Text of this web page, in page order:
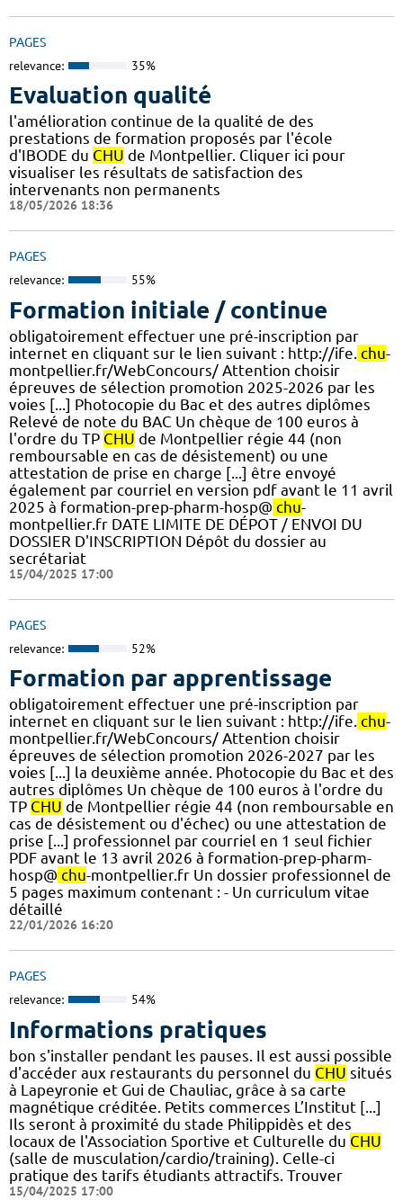
PAGES
relevance: 35%
Evaluation qualité
l'amélioration continue de la qualité de des
prestations de formation proposés par l'école
d'IBODE du CHU de Montpellier. Cliquer ici pour
visualiser les résultats de satisfaction des
intervenants non permanents
18/05/2026 18:36
PAGES
relevance: 55%
Formation initiale / continue
obligatoirement effectuer une pré-inscription par
internet en cliquant sur le lien suivant : http://ife. chu-
montpellier.fr/WebConcours/ Attention choisir
épreuves de sélection promotion 2025-2026 par les
voies [...] Photocopie du Bac et des autres diplômes
Relevé de note du BAC Un chèque de 100 euros à
l'ordre du TP CHU de Montpellier régie 44 (non
remboursable en cas de désistement) ou une
attestation de prise en charge [...] être envoyé
également par courriel en version pdf avant le 11 avril
2025 à formation-prep-pharm-hosp@ chu-
montpellier.fr DATE LIMITE DE DÉPOT / ENVOI DU
DOSSIER D'INSCRIPTION Dépôt du dossier au
secrétariat
15/04/2025 17:00
PAGES
relevance: 52%
Formation par apprentissage
obligatoirement effectuer une pré-inscription par
internet en cliquant sur le lien suivant : http://ife. chu-
montpellier.fr/WebConcours/ Attention choisir
épreuves de sélection promotion 2026-2027 par les
voies [...] la deuxième année. Photocopie du Bac et des
autres diplômes Un chèque de 100 euros à l'ordre du
TP CHU de Montpellier régie 44 (non remboursable en
cas de désistement ou d'échec) ou une attestation de
prise [...] professionnel par courriel en 1 seul fichier
PDF avant le 13 avril 2026 à formation-prep-pharm-
hosp@ chu-montpellier.fr Un dossier professionnel de
5 pages maximum contenant : - Un curriculum vitae
détaillé
22/01/2026 16:20
PAGES
relevance: 54%
Informations pratiques
bon s'installer pendant les pauses. Il est aussi possible
d'accéder aux restaurants du personnel du CHU situés
à Lapeyronie et Gui de Chauliac, grâce à sa carte
magnétique créditée. Petits commerces L’Institut [...]
Ils seront à proximité du stade Philippidès et des
locaux de l'Association Sportive et Culturelle du CHU
(salle de musculation/cardio/training). Celle-ci
pratique des tarifs étudiants attractifs. Trouver
15/04/2025 17:00